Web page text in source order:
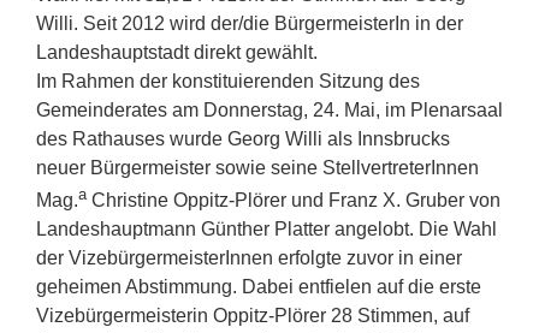
Willi. Seit 2012 wird der/die BürgermeisterIn in der
Landeshauptstadt direkt gewählt.
Im Rahmen der konstituierenden Sitzung des
Gemeinderates am Donnerstag, 24. Mai, im Plenarsaal
des Rathauses wurde Georg Willi als Innsbrucks
neuer Bürgermeister sowie seine StellvertreterInnen
Mag.aChristine Oppitz-Plörer und Franz X. Gruber von
Landeshauptmann Günther Platter angelobt. Die Wahl
der VizebürgermeisterInnen erfolgte zuvor in einer
geheimen Abstimmung. Dabei entfielen auf die erste
Vizebürgermeisterin Oppitz-Plörer 28 Stimmen, auf